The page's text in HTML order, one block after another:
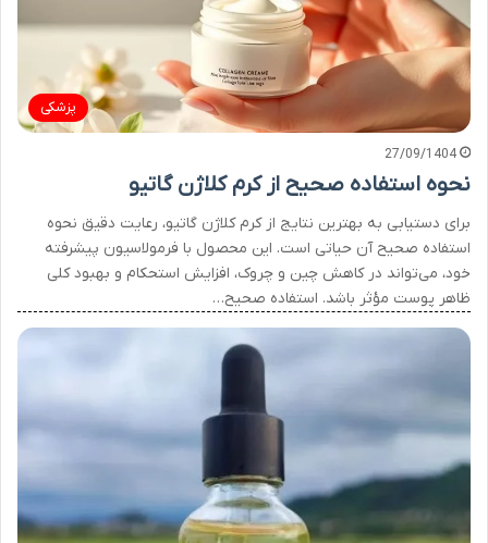
پزشکی
27/09/1404
نحوه استفاده صحیح از کرم کلاژن گاتیو
برای دستیابی به بهترین نتایج از کرم کلاژن گاتیو، رعایت دقیق نحوه
استفاده صحیح آن حیاتی است. این محصول با فرمولاسیون پیشرفته
خود، می‌تواند در کاهش چین و چروک، افزایش استحکام و بهبود کلی
ظاهر پوست مؤثر باشد. استفاده صحیح…